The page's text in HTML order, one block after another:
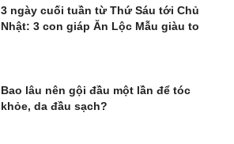
3 ngày cuối tuần từ Thứ Sáu tới Chủ
Nhật: 3 con giáp Ăn Lộc Mẫu giàu to
Bao lâu nên gội đầu một lần để tóc
khỏe, da đầu sạch?